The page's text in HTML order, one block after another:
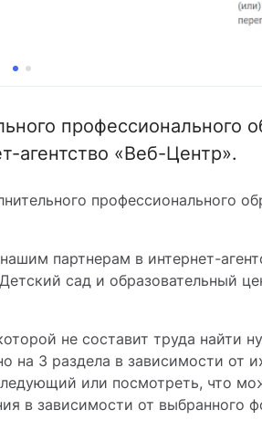
профессионального
агентство «Веб-Центр».
профессионального
партнерам в интернет-
сад и образовательный
не составит труда
на 3 раздела в зависимости
или посмотреть, что
в зависимости от выбранного